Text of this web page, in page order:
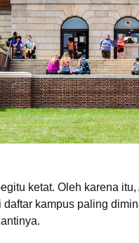
ketat. Oleh karena
kampus paling